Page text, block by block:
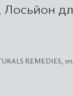
Лосьйон
REMEDIES,